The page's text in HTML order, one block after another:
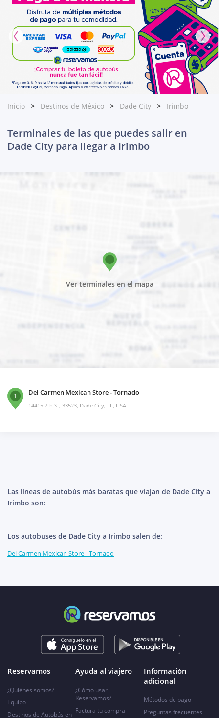
Inicio Destinos de México Dade City Irimbo
Terminales de las que puedes salir en
Dade City para llegar a Irimbo
Ver terminales en el mapa
1 Del Carmen Mexican Store - Tornado
14415 7th St, 33523, Dade City, FL, USA
Las líneas de autobús más baratas que viajan de Dade City a
Irimbo son:
Los autobuses de Dade City a Irimbo salen de:
Del Carmen Mexican Store - Tornado
Reservamos
¿Quiénes somos?
Equipo
Destinos de Autobús en
Ayuda al viajero
¿Cómo usar
Reservamos?
Factura tu compra
Información
adicional
Métodos de pago
Preguntas frecuentes